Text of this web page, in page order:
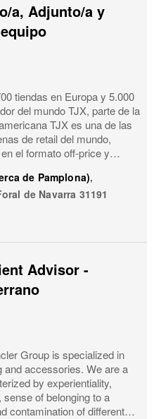
a, Adjunto/a y
tiendas en Europa y 5.000
del mundo TJX, parte de la
TJX es una de las
de retail del mundo,
el formato off-price y
calidad, variedad y moda
de Pamplona),
de Navarra 31191
Advisor -
Group is specialized in
and accessories. We are a
by experientiality,
of belonging to a
contamination of different